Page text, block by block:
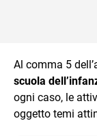
Al comma 5
scuola
ogni caso, le
oggetto temi